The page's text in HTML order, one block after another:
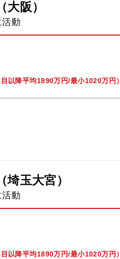
阪）
動
以降平均1890万円/最小1020万円）
玉大宮）
動
以降平均1890万円/最小1020万円）